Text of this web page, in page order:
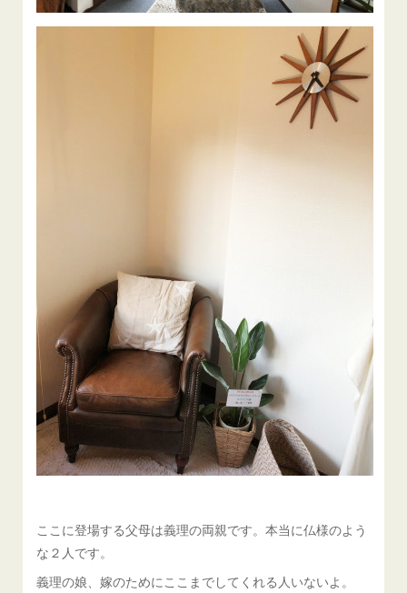
ここに登場する父母は義理の両親です。本当に仏様のよう
な２人です。
義理の娘、嫁のためにここまでしてくれる人いないよ。